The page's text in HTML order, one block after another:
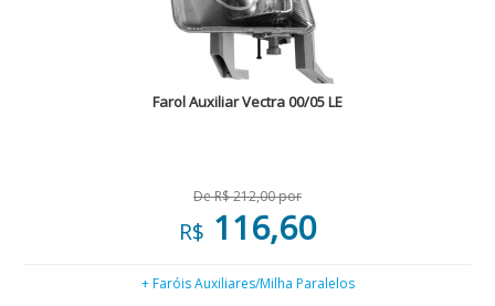
Farol Auxiliar Vectra 00/05 LE
De R$ 212,00 por
R$ 116,60
+ Faróis Auxiliares/Milha Paralelos